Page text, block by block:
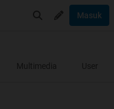
Masuk
Multimedia User